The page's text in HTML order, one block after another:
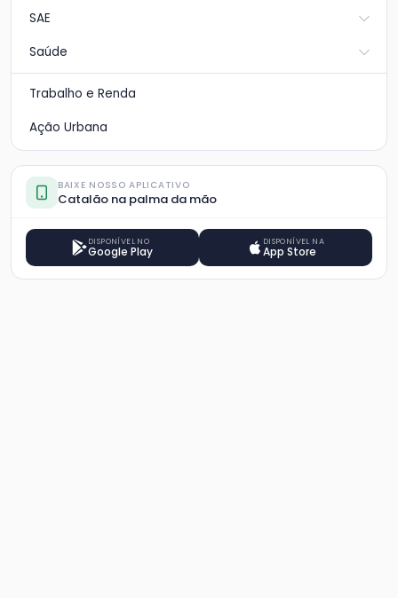
SAE
Saúde
Trabalho e Renda
Ação Urbana
BAIXE NOSSO APLICATIVO
Catalão na palma da mão
DISPONÍVEL NO
Google Play
DISPONÍVEL NA
App Store